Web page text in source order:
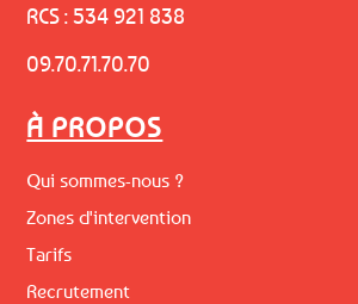
RCS : 534 921 838
09.70.71.70.70
À PROPOS
Qui sommes-nous ?
Zones d'intervention
Tarifs
Recrutement